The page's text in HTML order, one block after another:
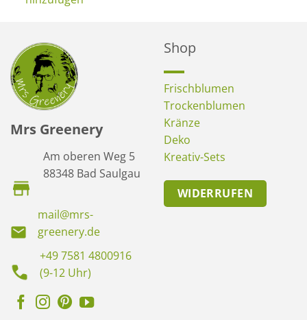
Mrs Greenery
Am oberen Weg 5
88348 Bad Saulgau
mail@mrs-
greenery.de
+49 7581 4800916
(9-12 Uhr)
Shop
Frischblumen
Trockenblumen
Kränze
Deko
Kreativ-Sets
WIDERRUFEN